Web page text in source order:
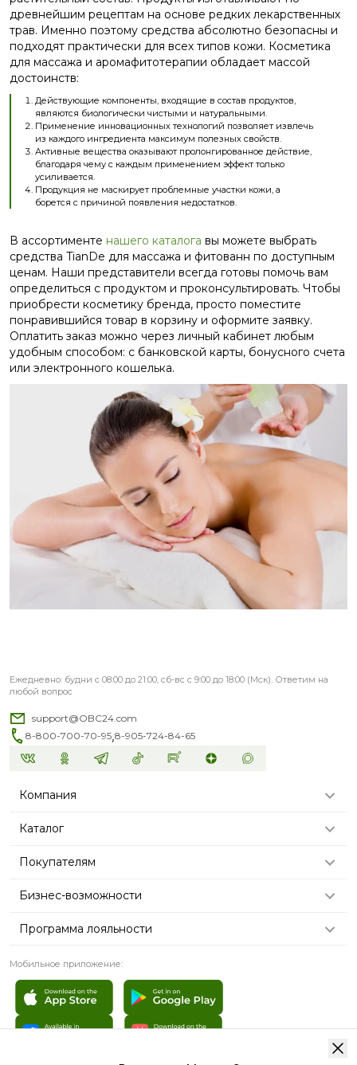
древнейшим рецептам на основе редких лекарственных
трав. Именно поэтому средства абсолютно безопасны и
подходят практически для всех типов кожи. Косметика
для массажа и аромафитотерапии обладает массой
достоинств:
Действующие компоненты, входящие в состав продуктов,
являются биологически чистыми и натуральными.
Применение инновационных технологий позволяет извлечь
из каждого ингредиента максимум полезных свойств.
Активные вещества оказывают пролонгированное действие,
благодаря чему с каждым применением эффект только
усиливается.
Продукция не маскирует проблемные участки кожи, а
борется с причиной появления недостатков.
В ассортименте нашего каталога вы можете выбрать
средства TianDe для массажа и фитованн по доступным
ценам. Наши представители всегда готовы помочь вам
определиться с продуктом и проконсультировать. Чтобы
приобрести косметику бренда, просто поместите
понравившийся товар в корзину и оформите заявку.
Оплатить заказ можно через личный кабинет любым
удобным способом: с банковской карты, бонусного счета
или электронного кошелька.
Ежедневно: будни с 08:00 до 21:00, сб-вс с 9:00 до 18:00 (Мск). Ответим на
любой вопрос
support@OBC24.com
8-800-700-70-95,8-905-724-84-65
Компания
Каталог
Покупателям
Бизнес-возможности
Программа лояльности
Мобильное приложение: